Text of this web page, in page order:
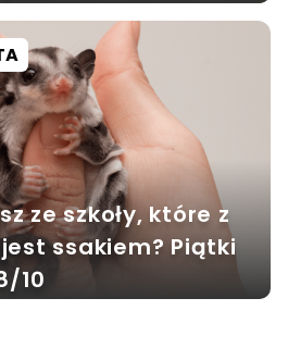
ze szkoły, które z
ssakiem? Piątki
10